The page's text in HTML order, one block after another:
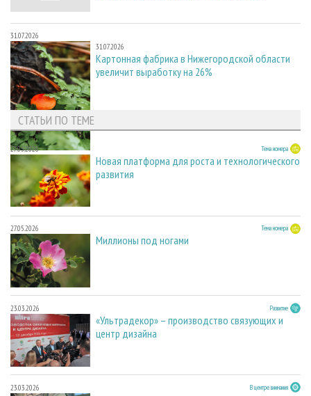
31.07.2026
31.07.2026
Картонная фабрика в Нижегородской области
увеличит выработку на 26%
СТАТЬИ ПО ТЕМЕ
27.05.2026 Тема номера
Новая платформа для роста и технологического
развития
27.05.2026 Тема номера
Миллионы под ногами
23.03.2026 Развитие
«Ультрадекор» – производство связующих и
центр дизайна
23.03.2026 В центре внимания